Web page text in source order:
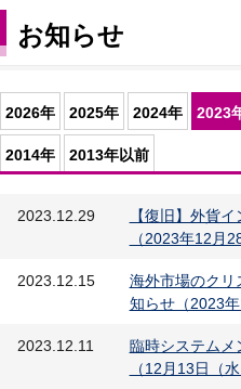
お知らせ
2026年 2025年 2024年 2023
2014年 2013年以前
2023.12.29
【復旧】外貨
（2023年12月
2023.12.15
海外市場のクリ
知らせ（2023年
2023.12.11
臨時システムメ
（12月13日（